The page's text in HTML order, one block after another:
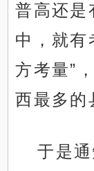
普高还是
中，就有
方考量”
西最多
于是